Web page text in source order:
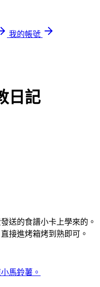
我的帳號
日記
送的食譜小卡上學來的。
直接進烤箱烤到熟即可。
馬鈴薯。